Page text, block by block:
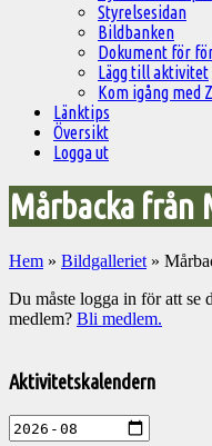
Styrelsesidan
Bildbanken
Dokument för
Lägg till aktivitet
Kom igång med
Länktips
Översikt
Logga ut
Mårbacka från
Hem » Bildgalleriet »
Du måste logga in för att se
medlem? Bli medlem.
till
aktiviteter
Aktivitetskalendern